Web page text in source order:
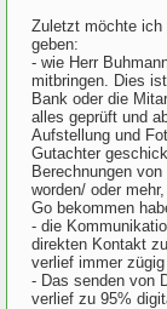
Zuletzt möchte ich
geben:
- wie Herr
mitbringen. Dies
Bank oder die
alles geprüft und
Aufstellung und
Gutachter
Berechnungen
worden/ oder
Go bekommen
- die
direkten Kontakt
verlief immer
- Das senden von
verlief zu 95%